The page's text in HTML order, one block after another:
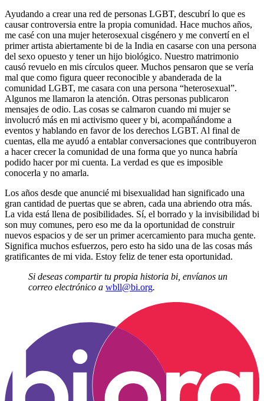
Ayudando a crear una red de personas LGBT, descubrí lo que es
causar controversia entre la propia comunidad. Hace muchos años,
me casé con una mujer heterosexual cisgénero y me convertí en el
primer artista abiertamente bi de la India en casarse con una persona
del sexo opuesto y tener un hijo biológico. Nuestro matrimonio
causó revuelo en mis círculos queer. Muchos pensaron que se vería
mal que como figura queer reconocible y abanderada de la
comunidad LGBT, me casara con una persona “heterosexual”.
Algunos me llamaron la atención. Otras personas publicaron
mensajes de odio. Las cosas se calmaron cuando mi mujer se
involucró más en mi activismo queer y bi, acompañándome a
eventos y hablando en favor de los derechos LGBT. Al final de
cuentas, ella me ayudó a entablar conversaciones que contribuyeron
a hacer crecer la comunidad de una forma que yo nunca habría
podido hacer por mi cuenta. La verdad es que es imposible
conocerla y no amarla.
Los años desde que anuncié mi bisexualidad han significado una
gran cantidad de puertas que se abren, cada una abriendo otra más.
La vida está llena de posibilidades. Sí, el borrado y la invisibilidad bi
son muy comunes, pero eso me da la oportunidad de construir
nuevos espacios y de ser un primer acercamiento para mucha gente.
Significa muchos esfuerzos, pero esto ha sido una de las cosas más
gratificantes de mi vida. Estoy feliz de tener esta oportunidad.
Si deseas compartir tu propia historia bi, envíanos un
correo electrónico a wbll@bi.org.